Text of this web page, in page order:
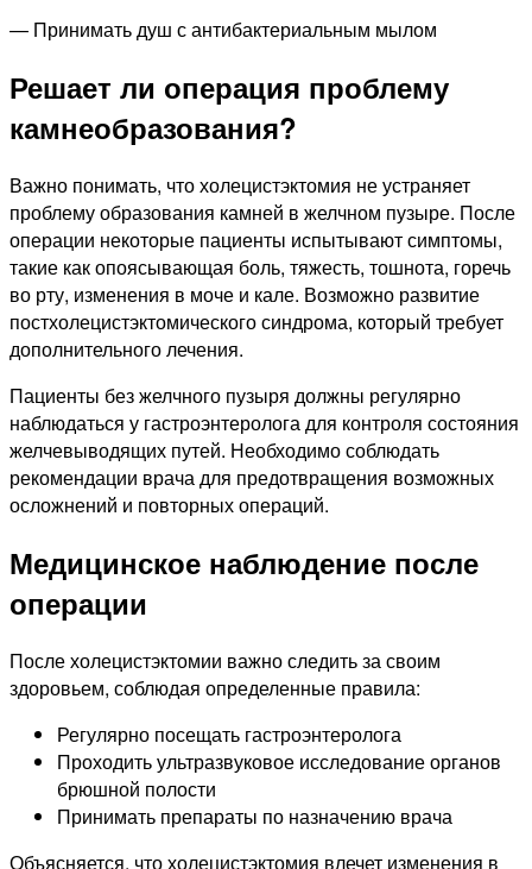
— Принимать душ с антибактериальным мылом
Решает ли операция проблему
камнеобразования?
Важно понимать, что холецистэктомия не устраняет
проблему образования камней в желчном пузыре. После
операции некоторые пациенты испытывают симптомы,
такие как опоясывающая боль, тяжесть, тошнота, горечь
во рту, изменения в моче и кале. Возможно развитие
постхолецистэктомического синдрома, который требует
дополнительного лечения.
Пациенты без желчного пузыря должны регулярно
наблюдаться у гастроэнтеролога для контроля состояния
желчевыводящих путей. Необходимо соблюдать
рекомендации врача для предотвращения возможных
осложнений и повторных операций.
Медицинское наблюдение после
операции
После холецистэктомии важно следить за своим
здоровьем, соблюдая определенные правила:
Регулярно посещать гастроэнтеролога
Проходить ультразвуковое исследование органов
брюшной полости
Принимать препараты по назначению врача
Объясняется, что холецистэктомия влечет изменения в